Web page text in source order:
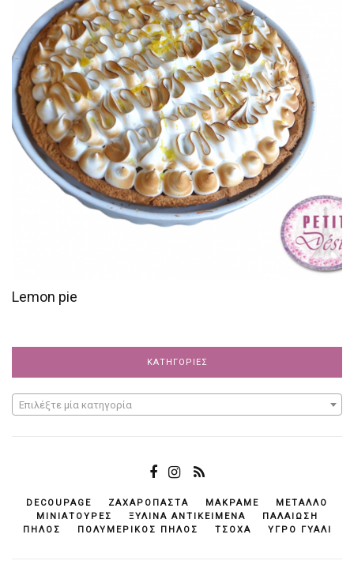
Lemon pie
ΚΑΤΗΓΟΡΊΕΣ
Επιλέξτε μία κατηγορία
DECOUPAGE ΖΑΧΑΡΌΠΑΣΤΑ ΜΑΚΡΑΜΈ
ΜΈΤΑΛΛΟ
ΜΙΝΙΑΤΟΎΡΕΣ
ΞΎΛΙΝΑ ΑΝΤΙΚΕΊΜΕΝΆ
ΠΑΛΑΊΩΣΗ
ΠΗΛΌΣ
ΠΟΛΥΜΕΡΙΚΌΣ ΠΗΛΌΣ ΤΣΌΧΑ ΥΓΡΌ ΓΥΑΛΊ